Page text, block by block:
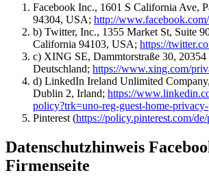
Facebook Inc., 1601 S California Ave,
94304, USA; http://
b) Twitter, Inc., 1355 Market St, Suite
California 94103, USA; https://
c) XING SE, Dammtorstraße 30, 20354
Deutschland; https://www.xing.com/
d) LinkedIn Ireland Unlimited
Dublin 2, Irland; https://
policy?trk=uno-reg-guest-home-
Pinterest (https://policy.pinterest.com/
Datenschutzhinweis
Firmenseite